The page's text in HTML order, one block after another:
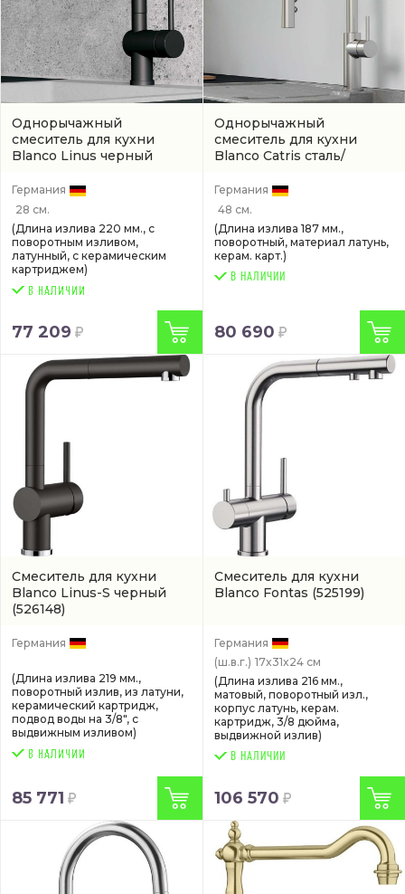
Однорычажный
смеситель для кухни
Blanco Linus черный
Германия
28 см.
(Длина излива 220 мм., с
поворотным изливом,
латунный, с керамическим
картриджем)
77 209
Однорычажный
смеситель для кухни
Blanco Catris сталь/
525792)
Германия
48 см.
(Длина излива 187 мм.,
поворотный, материал латунь,
керам. карт.)
В НАЛИЧИИ
80 690
Смеситель для кухни
Blanco Linus-S черный
(526148)
Германия
(Длина излива 219 мм.,
поворотный излив, из латуни,
керамический картридж,
подвод воды на 3/8", с
выдвижным изливом)
85 771
Смеситель для кухни
Blanco Fontas (525199)
Германия
(ш.в.г.) 17x31x24 см
(Длина излива 216 мм.,
матовый, поворотный изл.,
корпус латунь, керам.
картридж, 3/8 дюйма,
выдвижной излив)
В НАЛИЧИИ
106 570